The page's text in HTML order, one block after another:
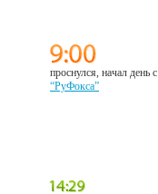
проснулся, начал день с
“РуФокса”